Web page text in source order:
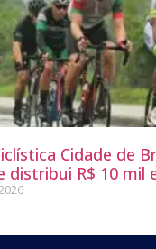
Cidade de
distribui R$ 10 mil